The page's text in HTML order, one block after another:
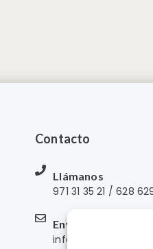
Contacto
Llámanos
971 31 35 21 / 628
Envíanos un